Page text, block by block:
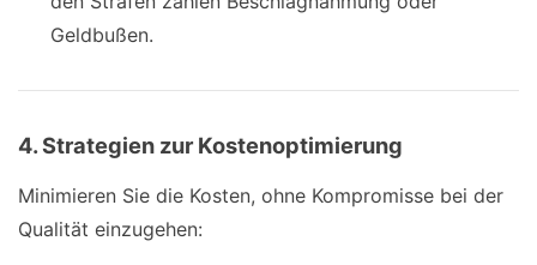
Geldbußen.
4. Strategien zur Kostenoptimierung
Minimieren Sie die Kosten, ohne Kompromisse bei der
Qualität einzugehen: